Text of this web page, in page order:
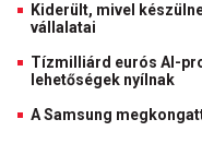
Kiderült, mivel
vállalatai
Tízmilliárd eurós AI-
lehetőségek nyílnak
A Samsung